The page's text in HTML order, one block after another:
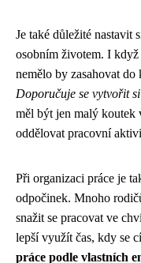
Je také důležité nastavit
osobním životem. I
nemělo by zasahovat do
Doporučuje se vytvořit
měl být jen malý koutek
oddělovat pracovní
Při organizaci práce je
odpočinek. Mnoho
snažit se pracovat ve
lepší využít čas, kdy se
práce podle vlastních